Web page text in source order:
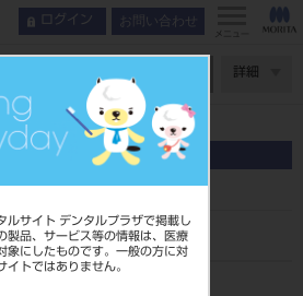
ルサイト デンタルプラザで掲載し
製品、サービス等の情報は、医療
象にしたものです。一般の方に対
イトではありません。
ログイン お問い合わせ
メニュー
詳細
ヤー
わせ